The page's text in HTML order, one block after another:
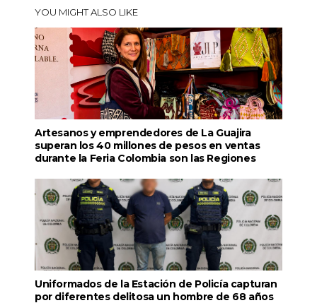
YOU MIGHT ALSO LIKE
Artesanos y emprendedores de La Guajira
superan los 40 millones de pesos en ventas
durante la Feria Colombia son las Regiones
Uniformados de la Estación de Policía capturan
por diferentes delitosa un hombre de 68 años